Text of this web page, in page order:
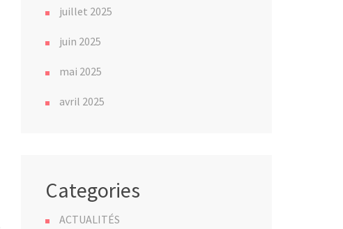
juillet 2025
juin 2025
mai 2025
avril 2025
Categories
ACTUALITÉS